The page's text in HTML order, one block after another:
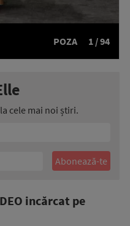
POZA 1 / 94
cele mai noi știri.
incărcat pe